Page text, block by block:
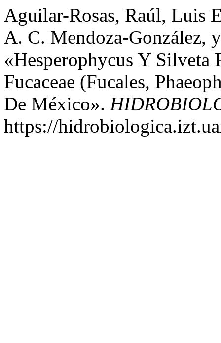
Aguilar-Rosas, Raúl, Luis
A. C. Mendoza-González,
«Hesperophycus Y Silveta
Fucaceae (Fucales,
De México».
https://